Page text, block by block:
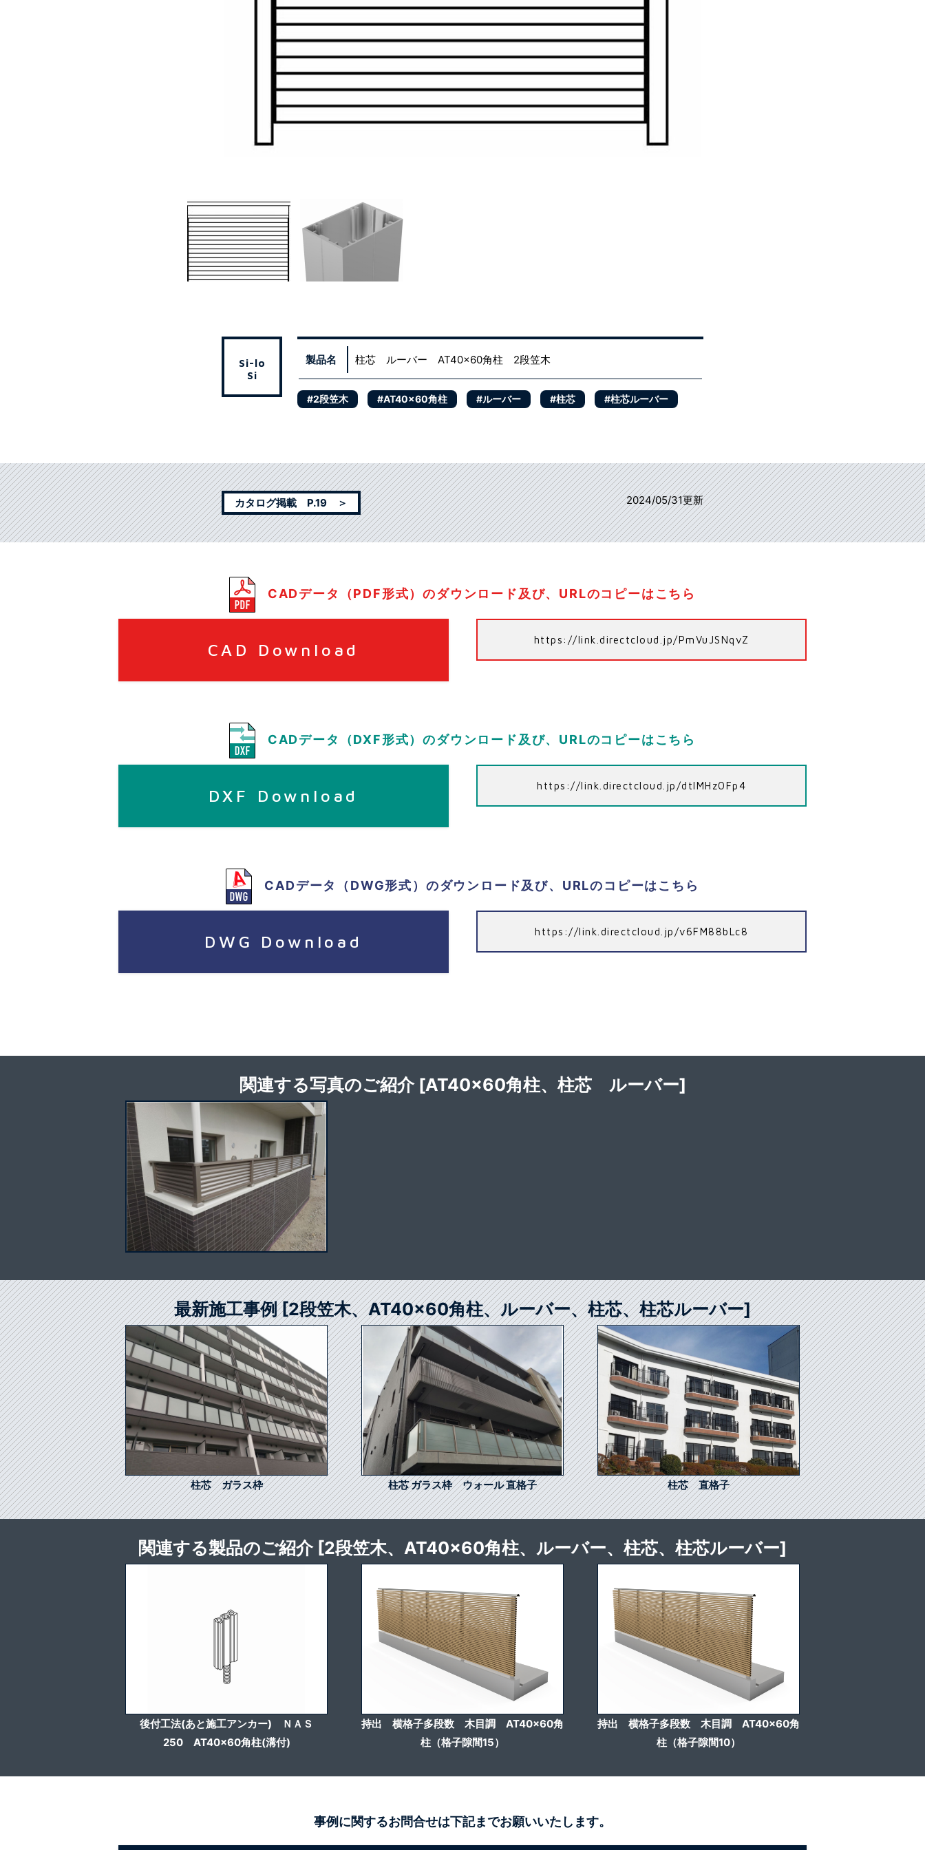
Si-lo
Si
製品名 柱芯 ルーバー AT40x60角柱 2段笠木
#2段笠木 #AT40x60角柱 #ルーバー #柱芯 #柱芯ルーバー
2024/05/31更新
カタログ掲載 P.19 ＞
CADデータ（PDF形式）のダウンロード及び、URLのコピーはこちら
CAD Download
https://link.directcloud.jp/PmVuJSNqvZ
CADデータ（DXF形式）のダウンロード及び、URLのコピーはこちら
DXF Download
https://link.directcloud.jp/dtIMHz0Fp4
CADデータ（DWG形式）のダウンロード及び、URLのコピーはこちら
DWG Download
https://link.directcloud.jp/v6FM88bLc8
関連する写真のご紹介 [AT40x60角柱、柱芯 ルーバー]
最新施工事例 [2段笠木、AT40x60角柱、ルーバー、柱芯、柱芯ルーバー]
柱芯 ガラス枠 柱芯 ガラス枠 ウォール 直格子 柱芯 直格子
関連する製品のご紹介 [2段笠木、AT40x60角柱、ルーバー、柱芯、柱芯ルーバー]
後付工法(あと施工アンカー) ＮＡＳ
250 AT40x60角柱(溝付)
持出 横格子多段数 木目調 AT40x60角
柱（格子隙間15）
持出 横格子多段数 木目調 AT40x60角
柱（格子隙間10）
事例に関するお問合せは下記までお願いいたします。